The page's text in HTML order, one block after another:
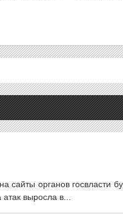
сайты органов госвласти
выросла в...